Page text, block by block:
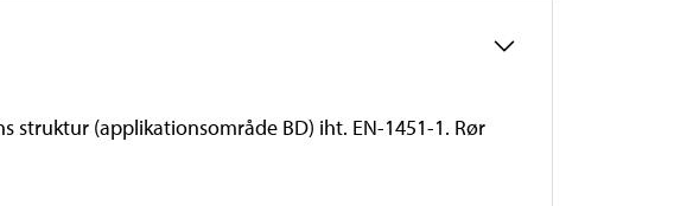
(applikationsområde BD) iht. EN-1451-1. Rør